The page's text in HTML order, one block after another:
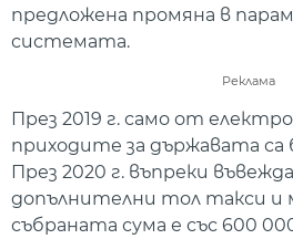
предложена промяна в
системата.
Реклама
През 2019 г. само от
приходите за държавата са
През 2020 г. въпреки
допълнителни тол такси
събраната сума е със 600